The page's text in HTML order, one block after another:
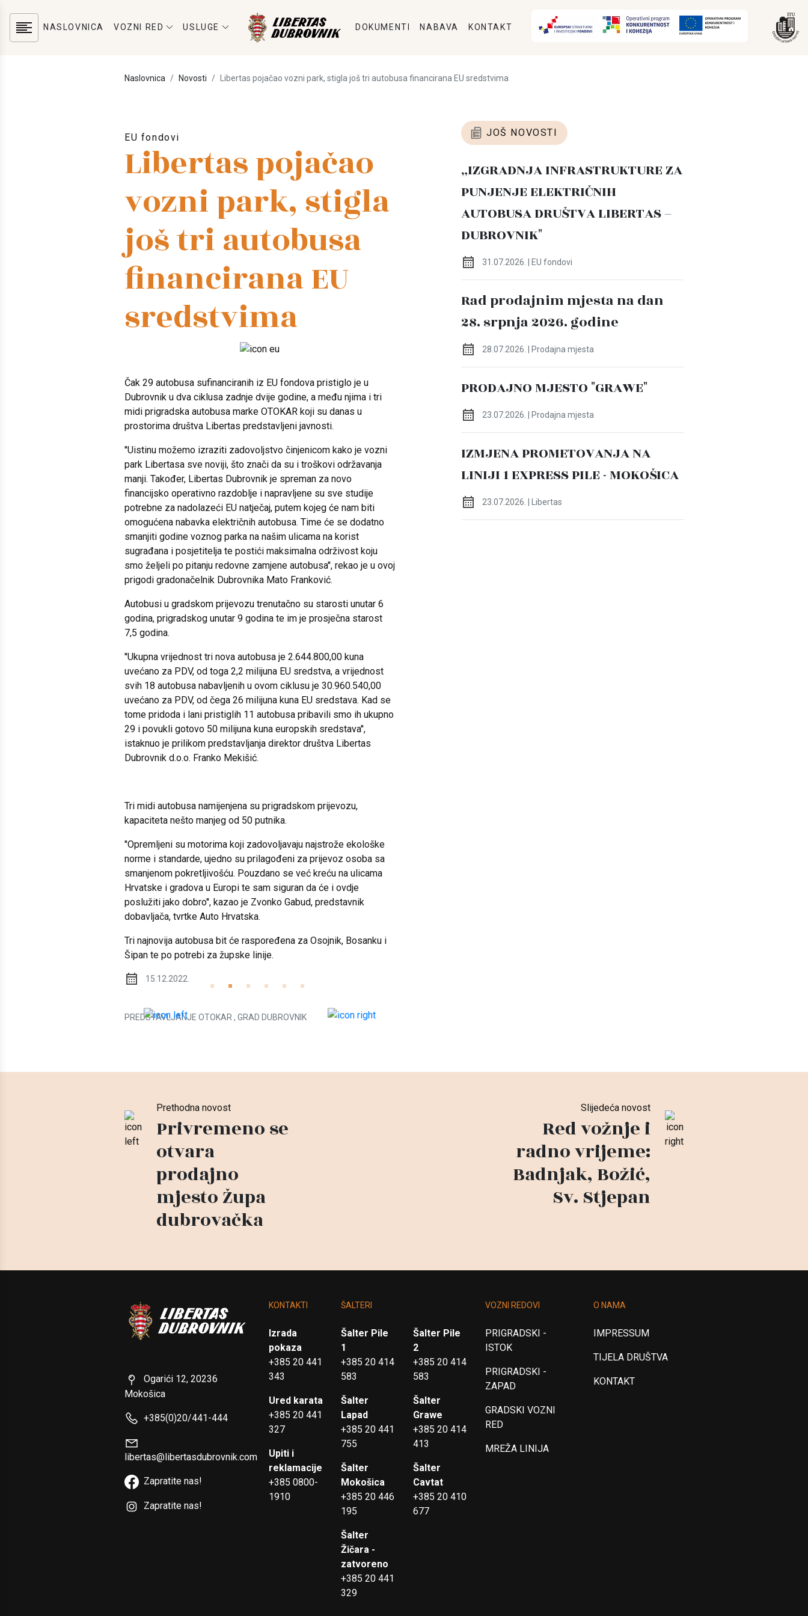
NASLOVNICA VOZNI RED USLUGE DOKUMENTI NABAVA KONTAKT
Naslovnica Novosti Libertas pojačao vozni park, stigla još tri autobusa financirana EU sredstvima
EU fondovi
Libertas pojačao
vozni park, stigla
još tri autobusa
financirana EU
sredstvima
Čak 29 autobusa sufinanciranih iz EU fondova pristiglo je u
Dubrovnik u dva ciklusa zadnje dvije godine, a među njima i tri
midi prigradska autobusa marke OTOKAR koji su danas u
prostorima društva Libertas predstavljeni javnosti.
''Uistinu možemo izraziti zadovoljstvo činjenicom kako je vozni
park Libertasa sve noviji, što znači da su i troškovi održavanja
manji. Također, Libertas Dubrovnik je spreman za novo
financijsko operativno razdoblje i napravljene su sve studije
potrebne za nadolazeći EU natječaj, putem kojeg će nam biti
omogućena nabavka električnih autobusa. Time će se dodatno
smanjiti godine voznog parka na našim ulicama na korist
sugrađana i posjetitelja te postići maksimalna održivost koju
smo željeli po pitanju redovne zamjene autobusa'', rekao je u ovoj
prigodi gradonačelnik Dubrovnika Mato Franković.
Autobusi u gradskom prijevozu trenutačno su starosti unutar 6
godina, prigradskog unutar 9 godina te im je prosječna starost
7,5 godina.
''Ukupna vrijednost tri nova autobusa je 2.644.800,00 kuna
uvećano za PDV, od toga 2,2 milijuna EU sredstva, a vrijednost
svih 18 autobusa nabavljenih u ovom ciklusu je 30.960.540,00
uvećano za PDV, od čega 26 milijuna kuna EU sredstava. Kad se
tome pridoda i lani pristiglih 11 autobusa pribavili smo ih ukupno
29 i povukli gotovo 50 milijuna kuna europskih sredstava'',
istaknuo je prilikom predstavljanja direktor društva Libertas
Dubrovnik d.o.o. Franko Mekišić.
Tri midi autobusa namijenjena su prigradskom prijevozu,
kapaciteta nešto manjeg od 50 putnika.
''Opremljeni su motorima koji zadovoljavaju najstrože ekološke
norme i standarde, ujedno su prilagođeni za prijevoz osoba sa
smanjenom pokretljivošću. Pouzdano se već kreću na ulicama
Hrvatske i gradova u Europi te sam siguran da će i ovdje
poslužiti jako dobro'', kazao je Zvonko Gabud, predstavnik
dobavljača, tvrtke Auto Hrvatska.
Tri najnovija autobusa bit će raspoređena za Osojnik, Bosanku i
Šipan te po potrebi za župske linije.
15.12.2022.
PREDSTAVLJANJE OTOKAR , GRAD DUBROVNIK
JOŠ NOVOSTI
„IZGRADNJA INFRASTRUKTURE ZA
PUNJENJE ELEKTRIČNIH
AUTOBUSA DRUŠTVA LIBERTAS –
DUBROVNIK"
31.07.2026. | EU fondovi
Rad prodajnim mjesta na dan
28. srpnja 2026. godine
28.07.2026. | Prodajna mjesta
PRODAJNO MJESTO "GRAWE"
23.07.2026. | Prodajna mjesta
IZMJENA PROMETOVANJA NA
LINIJI 1 EXPRESS PILE - MOKOŠICA
23.07.2026. | Libertas
Prethodna novost
Privremeno se
otvara
prodajno
mjesto Župa
dubrovačka
Slijedeća novost
Red vožnje i
radno vrijeme:
Badnjak, Božić,
Sv. Stjepan
Ogarići 12, 20236
Mokošica
+385(0)20/441-444
libertas@libertasdubrovnik.com
Zapratite nas!
Zapratite nas!
KONTAKTI
Izrada
pokaza
+385 20 441
343
Ured karata
+385 20 441
327
Upiti i
reklamacije
+385 0800-
1910
ŠALTERI
Šalter Pile
1
+385 20 414
583
Šalter Pile
2
+385 20 414
583
Šalter
Lapad
+385 20 441
755
Šalter
Grawe
+385 20 414
413
Šalter
Mokošica
+385 20 446
195
Šalter
Cavtat
+385 20 410
677
Šalter
Žičara -
zatvoreno
+385 20 441
329
VOZNI REDOVI
PRIGRADSKI -
ISTOK
PRIGRADSKI -
ZAPAD
GRADSKI VOZNI
RED
MREŽA LINIJA
O NAMA
IMPRESSUM
TIJELA DRUŠTVA
KONTAKT